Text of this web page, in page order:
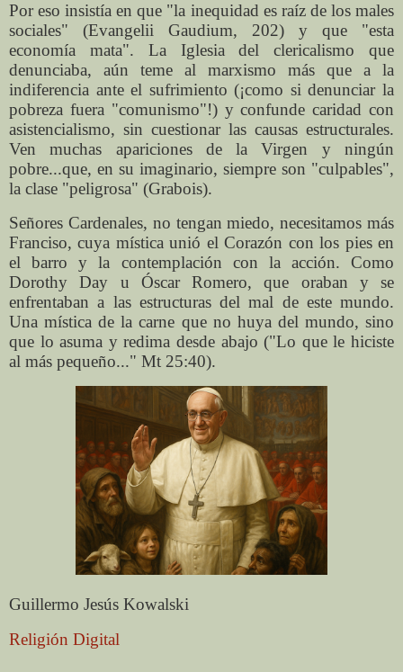
Por eso insistía en que "la inequidad es raíz de los males
sociales" (Evangelii Gaudium, 202) y que "esta
economía mata". La Iglesia del clericalismo que
denunciaba, aún teme al marxismo más que a la
indiferencia ante el sufrimiento (¡como si denunciar la
pobreza fuera "comunismo"!) y confunde caridad con
asistencialismo, sin cuestionar las causas estructurales.
Ven muchas apariciones de la Virgen y ningún
pobre...que, en su imaginario, siempre son "culpables",
la clase "peligrosa" (Grabois).
Señores Cardenales, no tengan miedo, necesitamos más
Franciso, cuya mística unió el Corazón con los pies en
el barro y la contemplación con la acción. Como
Dorothy Day u Óscar Romero, que oraban y se
enfrentaban a las estructuras del mal de este mundo.
Una mística de la carne que no huya del mundo, sino
que lo asuma y redima desde abajo ("Lo que le hiciste
al más pequeño..." Mt 25:40).
Guillermo Jesús Kowalski
Religión Digital